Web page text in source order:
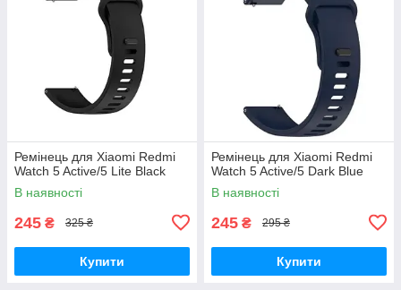
Ремінець для Xiaomi Redmi
Watch 5 Active/5 Lite Black
В наявності
245 ₴ 325 ₴
Купити
Ремінець для Xiaomi Redmi
Watch 5 Active/5 Dark Blue
В наявності
245 ₴ 295 ₴
Купити